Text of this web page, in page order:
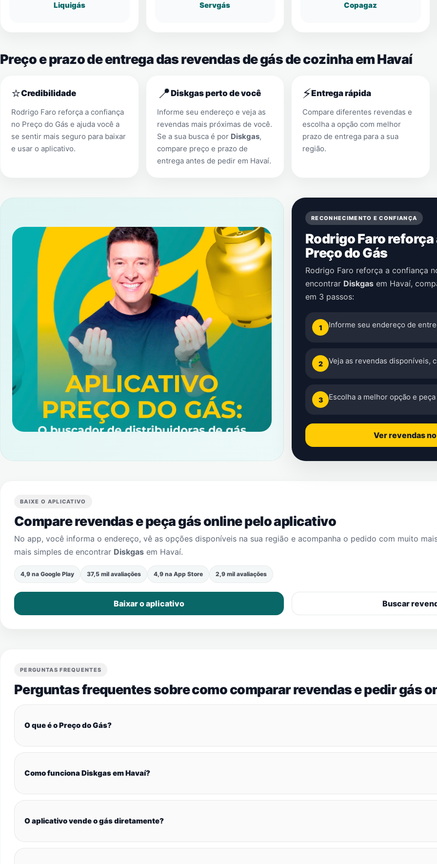
Liquigás Servgás Copagaz
Preço e prazo de entrega das revendas de gás de cozinha em Havaí
⭐Credibilidade
Rodrigo Faro reforça a confiança
no Preço do Gás e ajuda você a
se sentir mais seguro para baixar
e usar o aplicativo.
📍Diskgas perto de você
Informe seu endereço e veja as
revendas mais próximas de você.
Se a sua busca é por Diskgas,
compare preço e prazo de
entrega antes de pedir em Havaí.
⚡Entrega rápida
Compare diferentes revendas e
escolha a opção com melhor
prazo de entrega para a sua
região.
RECONHECIMENTO E CONFIANÇA
Rodrigo Faro
Preço do Gás
Rodrigo Faro reforça a confiança
encontrar Diskgas em Havaí,
em 3 passos:
1 Informe seu endereço de
2 Veja as revendas disponíveis,
3 Escolha a melhor opção e
Ver revendas
BAIXE O APLICATIVO
Compare revendas e peça gás online pelo aplicativo
No app, você informa o endereço, vê as opções disponíveis na sua região e acompanha o pedido com muito
mais simples de encontrar Diskgas em Havaí.
4,9 na Google Play 37,5 mil avaliações 4,9 na App Store 2,9 mil avaliações
Baixar o aplicativo Buscar
PERGUNTAS FREQUENTES
Perguntas frequentes sobre como comparar revendas e pedir gás
O que é o Preço do Gás?
Como funciona Diskgas em Havaí?
O aplicativo vende o gás diretamente?